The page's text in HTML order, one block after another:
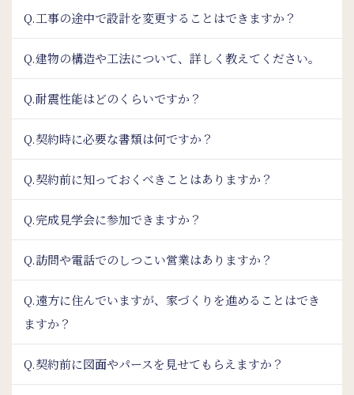
Q.工事の途中で設計を変更することはできますか？
Q.建物の構造や工法について、詳しく教えてください。
Q.耐震性能はどのくらいですか？
Q.契約時に必要な書類は何ですか？
Q.契約前に知っておくべきことはありますか？
Q.完成見学会に参加できますか？
Q.訪問や電話でのしつこい営業はありますか？
Q.遠方に住んでいますが、家づくりを進めることはでき
ますか？
Q.契約前に図面やパースを見せてもらえますか？